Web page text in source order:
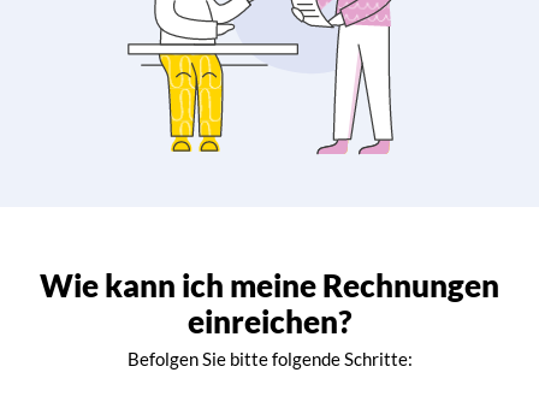
Wie kann ich meine Rechnungen
einreichen?
Befolgen Sie bitte folgende Schritte: